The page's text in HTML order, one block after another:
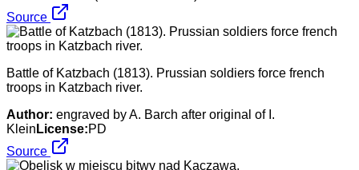
Source
Battle of Katzbach (1813). Prussian soldiers force french
troops in Katzbach river.
Author: engraved by A. Barch after original of I.
Klein License:PD
Source